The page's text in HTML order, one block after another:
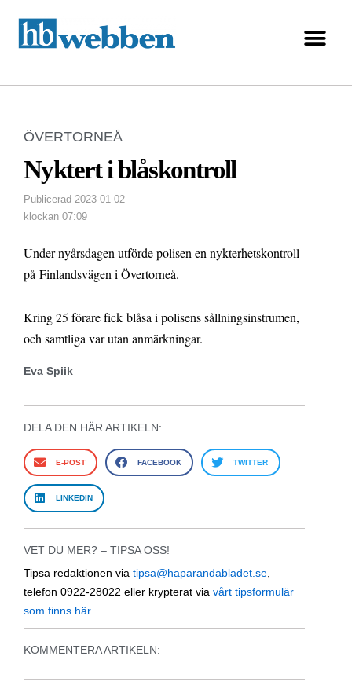
ÖVERTORNEÅ
Nyktert i blåskontroll
Publicerad 2023-01-02
klockan 07:09
Under nyårsdagen utförde polisen en nykterhetskontroll
på Finlandsvägen i Övertorneå.
Kring 25 förare fick blåsa i polisens sållningsinstrumen,
och samtliga var utan anmärkningar.
Eva Spiik
DELA DEN HÄR ARTIKELN:
E-POST FACEBOOK TWITTER
LINKEDIN
VET DU MER? – TIPSA OSS!
Tipsa redaktionen via tipsa@haparandabladet.se
telefon 0922-28022 eller krypterat via vårt tipsformulär
som finns här.
KOMMENTERA ARTIKELN: